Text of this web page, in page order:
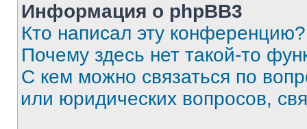
Информация о phpBB3
Кто написал эту конференцию?
Почему здесь нет такой-то
С кем можно связаться по
или юридических вопросов,